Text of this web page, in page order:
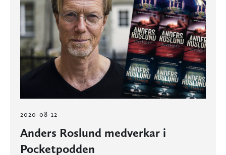
2020-08-12
Anders Roslund medverkar i
Pocketpodden